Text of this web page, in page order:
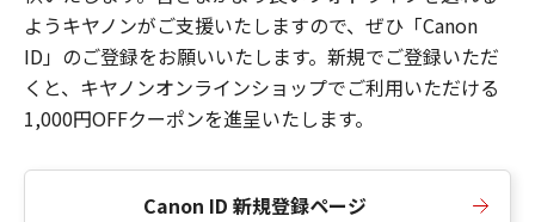
ようキヤノンがご支援いたしますので、ぜひ「Canon
ID」のご登録をお願いいたします。新規でご登録いただ
くと、キヤノンオンラインショップでご利用いただける
1,000円OFFクーポンを進呈いたします。
Canon ID 新規登録ページ